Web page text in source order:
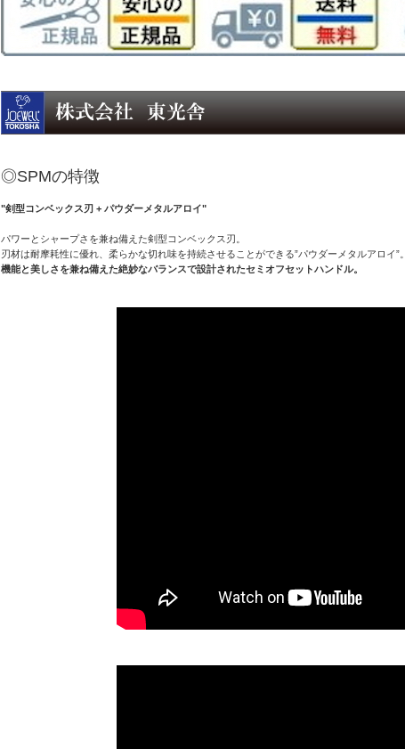
◎SPMの特徴
"剣型コンベックス刃 + パウダーメタルアロイ"
パワーとシャープさを兼ね備えた剣型コンベックス刃。
刃材は耐摩耗性に優れ、柔らかな切れ味を持続させることができる”パウダーメタルアロイ”。
機能と美しさを兼ね備えた絶妙なバランスで設計されたセミオフセットハンドル。